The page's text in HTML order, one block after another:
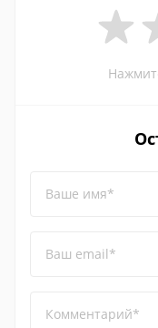
Ваше имя*
Ваш email*
Комментарий*